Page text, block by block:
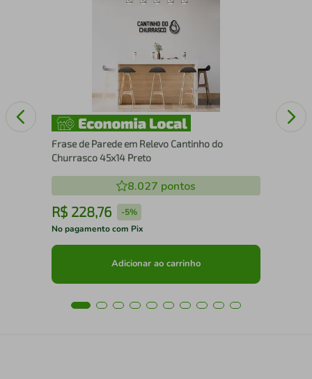
Frase de Parede em Relevo Cantinho do
Churrasco 45x14 Preto
8.027 pontos
R$ 228,76 -5%
No pagamento com Pix
Adicionar ao carrinho